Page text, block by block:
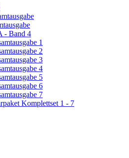
- Band 4
1
2
3
4
5
6
7
Komplettset 1 - 7